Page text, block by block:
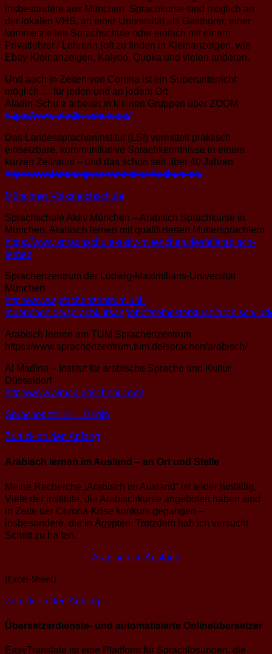
insbesondere aus München. Sprachkurse sind möglich an
der lokalen VHS, an einer Universität als Gasthörer, einer
kommerziellen Sprachschule oder einfach mit einem
Privatlehrer / Lehrerin (oft zu finden in Kleinanzeigen, wie
Ebay-Kleinanzeigen, Kalydo, Quoka und vielen anderen.
Und auch in Zeiten von Corona ist ein Superunterricht
möglich … für jeden und an jedem Ort
Aladin-Schule arbeitet in kleinen Gruppen über ZOOM
https://www.aladin-schule.de/
Das Landesspracheninstitut (LSI) vermittelt praktisch
einsetzbare, kommunikative Sprachkenntnisse in einem
kurzen Zeitraum – und das schon seit über 40 Jahren
http://www.landesspracheninstitut-bochum.de/
Münchner Volkshochschule
Sprachschule Aktiv München – Arabisch Sprachkurse in
München. Arabisch lernen mit qualifizierten Muttersprachlern
https://www.sprachschule-aktiv-muenchen.de/de/arabisch-
lernen
Sprachenzentrum der Ludwig-Maximilians-Universität
München
http://www.sprachenzentrum.uni-
muenchen.de/sprachkursangebot/semesterkurse/arabisch/
Arabisch lernen am TUM Sprachenzentrum
https://www.sprachenzentrum.tum.de/sprachen/arabisch/
Al Madina – Institut für arabische Sprache und Kultur
Düsseldorf
http://www.almadinaschool.com/
Sprachenatelier – Berlin
Zurück an den Anfang
Arabisch lernen im Ausland – an Ort und Stelle
Meine Recherche „Arabisch im Ausland“ ist leider hinfällig.
Viele der Institute, die Arabischkurse angeboten haben sind
in Zeite der Corona-Krise konkurs gegangen –
insbesondere, die in Ägypten. Trotzdem hab ich versucht
Schritt zu halten.
Arabisch im Ausland
(Excel-Sheet)
Zurück an den Anfang
Übersetzerdienste- und automatisierte Onlineübersetzer
EasyTranslate ist eine Plattform für Sprachlösungen, die